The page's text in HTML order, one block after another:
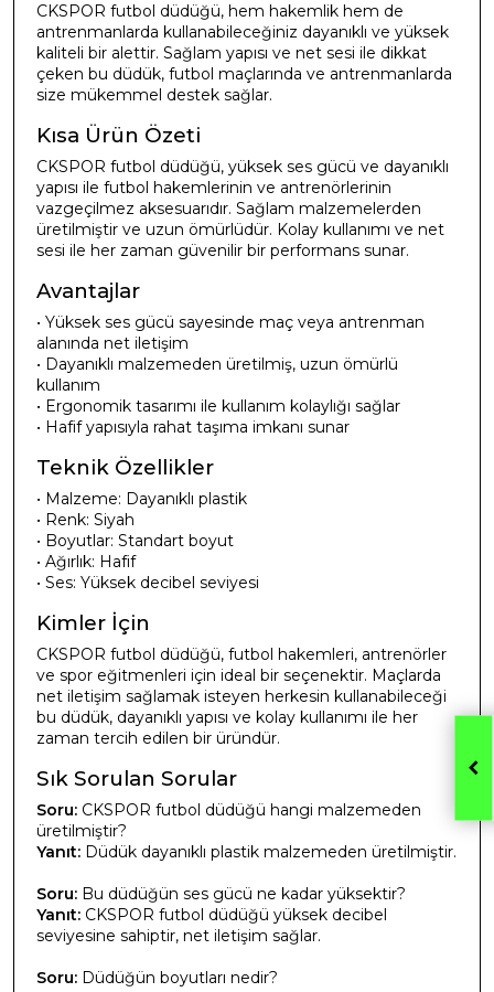
CKSPOR futbol düdüğü, hem hakemlik hem de
antrenmanlarda kullanabileceğiniz dayanıklı ve yüksek
kaliteli bir alettir. Sağlam yapısı ve net sesi ile dikkat
çeken bu düdük, futbol maçlarında ve antrenmanlarda
size mükemmel destek sağlar.
Kısa Ürün Özeti
CKSPOR futbol düdüğü, yüksek ses gücü ve dayanıklı
yapısı ile futbol hakemlerinin ve antrenörlerinin
vazgeçilmez aksesuarıdır. Sağlam malzemelerden
üretilmiştir ve uzun ömürlüdür. Kolay kullanımı ve net
sesi ile her zaman güvenilir bir performans sunar.
Avantajlar
• Yüksek ses gücü sayesinde maç veya antrenman
alanında net iletişim
• Dayanıklı malzemeden üretilmiş, uzun ömürlü
kullanım
• Ergonomik tasarımı ile kullanım kolaylığı sağlar
• Hafif yapısıyla rahat taşıma imkanı sunar
Teknik Özellikler
• Malzeme: Dayanıklı plastik
• Renk: Siyah
• Boyutlar: Standart boyut
• Ağırlık: Hafif
• Ses: Yüksek decibel seviyesi
Kimler İçin
CKSPOR futbol düdüğü, futbol hakemleri, antrenörler
ve spor eğitmenleri için ideal bir seçenektir. Maçlarda
net iletişim sağlamak isteyen herkesin kullanabileceği
bu düdük, dayanıklı yapısı ve kolay kullanımı ile her
zaman tercih edilen bir üründür.
Sık Sorulan Sorular
Soru: CKSPOR futbol düdüğü hangi malzemeden
üretilmiştir?
Yanıt: Düdük dayanıklı plastik malzemeden üretilmiştir.
Soru: Bu düdüğün ses gücü ne kadar yüksektir?
Yanıt: CKSPOR futbol düdüğü yüksek decibel
seviyesine sahiptir, net iletişim sağlar.
Soru: Düdüğün boyutları nedir?